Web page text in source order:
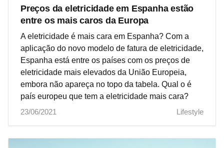
Preços da eletricidade em Espanha estão
entre os mais caros da Europa
A eletricidade é mais cara em Espanha? Com a
aplicação do novo modelo de fatura de eletricidade,
Espanha está entre os países com os preços de
eletricidade mais elevados da União Europeia,
embora não apareça no topo da tabela. Qual o é
país europeu que tem a eletricidade mais cara?
23/06/2021
Lifestyle